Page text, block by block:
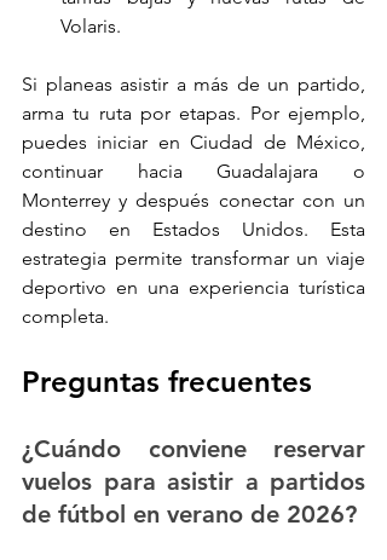
Volaris.
Si planeas asistir a más de un partido,
arma tu ruta por etapas. Por ejemplo,
puedes iniciar en Ciudad de México,
continuar hacia Guadalajara o
Monterrey y después conectar con un
destino en Estados Unidos. Esta
estrategia permite transformar un viaje
deportivo en una experiencia turística
completa.
Preguntas frecuentes
¿Cuándo conviene reservar
vuelos para asistir a partidos
de fútbol en verano de 2026?